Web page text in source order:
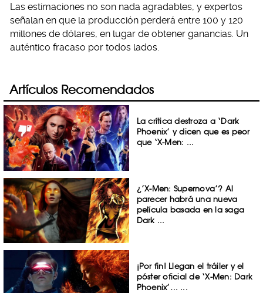
Las estimaciones no son nada agradables, y expertos
señalan en que la producción perderá entre 100 y 120
millones de dólares, en lugar de obtener ganancias. Un
auténtico fracaso por todos lados.
Artículos Recomendados
La crítica destroza a ‘Dark
Phoenix’ y dicen que es peor
que ‘X-Men: ...
¿’X-Men: Supernova’? Al
parecer habrá una nueva
película basada en la saga
Dark ...
¡Por fin! Llegan el tráiler y el
póster oficial de ‘X-Men: Dark
Phoenix’… ...